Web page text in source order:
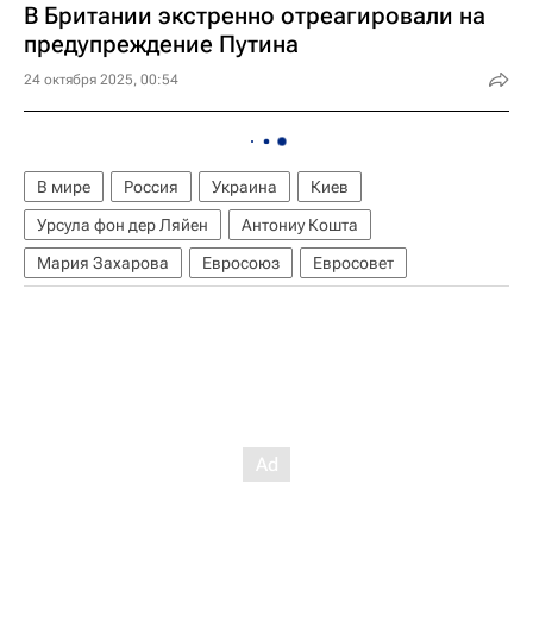
В Британии экстренно отреагировали на
предупреждение Путина
24 октября 2025, 00:54
В мире Россия Украина
Киев
Урсула фон дер Ляйен
Антониу Кошта
Мария Захарова
Евросоюз Евросовет